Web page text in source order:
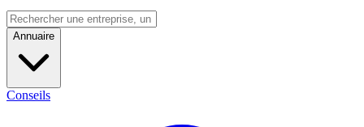
Annuaire
Conseils